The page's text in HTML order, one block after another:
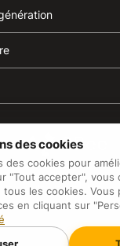
du
abeilles et de
Via Pastrengo 14,
P.IVA: IT09711590969
des cookies
des cookies pour
"Tout accepter", vous
tous les cookies. Vous
en cliquant sur